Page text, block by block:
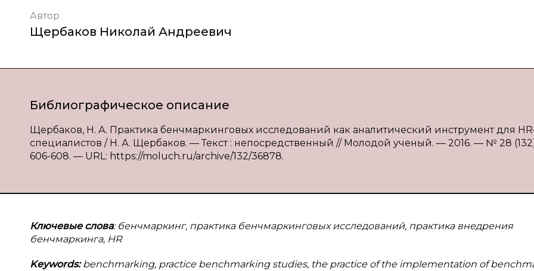
Автор
Щербаков Николай Андреевич
Библиографическое описание
Щербаков, Н. А. Практика бенчмаркинговых исследований как аналитический инструмент для
специалистов / Н. А. Щербаков. — Текст : непосредственный // Молодой ученый. — 2016. — № 28
606-608. — URL: https://moluch.ru/archive/132/36878.
Ключевые слова: бенчмаркинг, практика бенчмаркинговых исследований, практика внедрения
бенчмаркинга, HR
Keywords:benchmarking, practice benchmarking studies, the practice of the implementation of